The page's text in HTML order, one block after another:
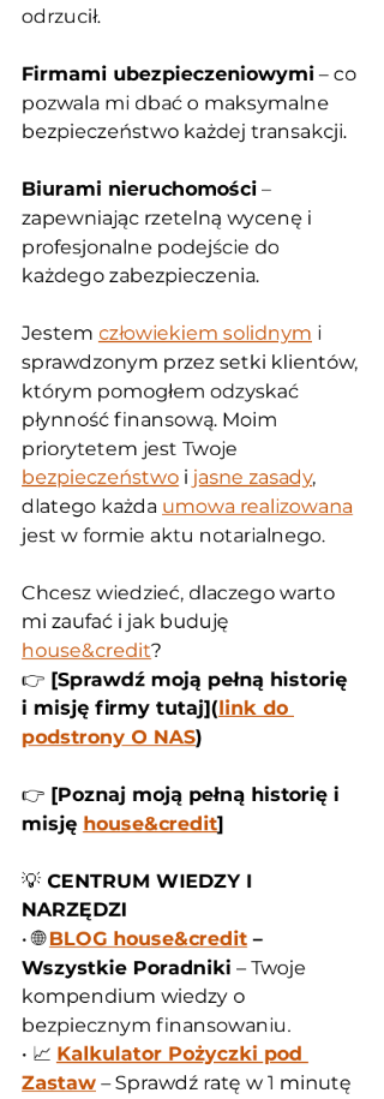
odrzucił.
Firmami ubezpieczeniowymi – co
pozwala mi dbać o maksymalne
bezpieczeństwo każdej transakcji.
Biurami nieruchomości –
zapewniając rzetelną wycenę i
profesjonalne podejście do
każdego zabezpieczenia.
Jestem człowiekiem solidnym i
sprawdzonym przez setki klientów,
którym pomogłem odzyskać
płynność finansową. Moim
priorytetem jest Twoje
bezpieczeństwo i jasne zasady,
dlatego każda umowa realizowana
jest w formie aktu notarialnego.
Chcesz wiedzieć, dlaczego warto
mi zaufać i jak buduję
house&credit?
👉 [Sprawdź moją pełną historię
i misję firmy tutaj](link do
podstrony O NAS)
👉 [Poznaj moją pełną historię i
misję house&credit]
💡 CENTRUM WIEDZY I
NARZĘDZI
• 🌐 BLOG house&credit –
Wszystkie Poradniki – Twoje
kompendium wiedzy o
bezpiecznym finansowaniu.
• 📈 Kalkulator Pożyczki pod
Zastaw – Sprawdź ratę w 1 minutę